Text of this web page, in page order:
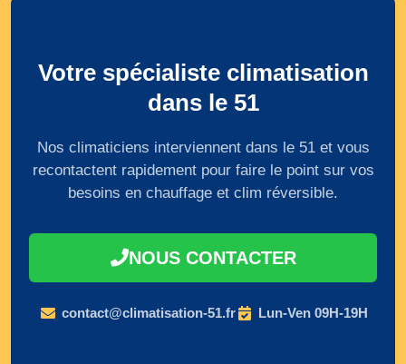
Votre spécialiste climatisation
dans le 51
Nos climaticiens interviennent dans le 51 et vous
recontactent rapidement pour faire le point sur vos
besoins en chauffage et clim réversible.
NOUS CONTACTER
contact@climatisation-51.fr Lun-Ven 09H-19H